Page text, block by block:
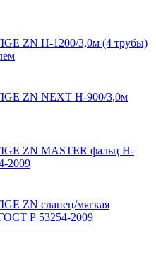
ZN H-1200/3,0м (4 трубы)
ZN NEXT H-900/3,0м
ZN MASTER фальц H-
2009
ZN сланец/мягкая
Р 53254-2009